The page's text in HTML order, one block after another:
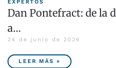
EXPERTOS
Dan Pontefract: de la
a…
24 de junio de 2026
LEER MÁS »